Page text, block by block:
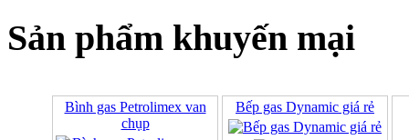
Sản phẩm khuyến mại
Bình gas Petrolimex van
chụp
Bếp gas Dynamic giá rẻ